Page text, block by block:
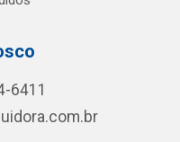
6411